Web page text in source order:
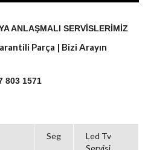
ANLAŞMALI SERVİSLERİMİZ
Parça | Bizi Arayın
803 1571
Seg
Led Tv
Servisi